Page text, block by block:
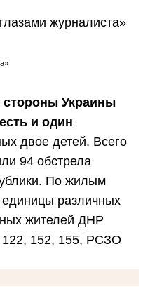
стороны Украины
и один
двое детей. Всего
94 обстрела
По жилым
различных
жителей ДНР
122, 152, 155, РСЗО